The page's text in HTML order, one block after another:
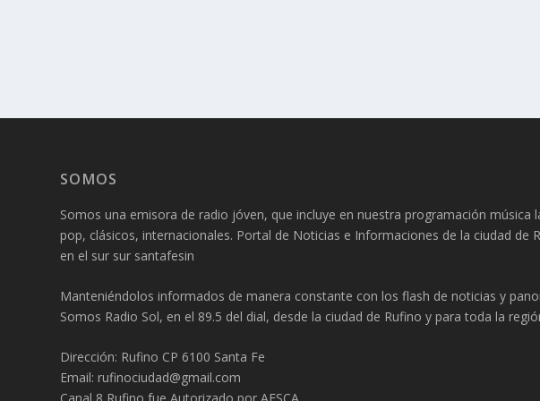
SOMOS
Somos una emisora de radio jóven, que incluye en nuestra programación música
pop, clásicos, internacionales. Portal de Noticias e Informaciones de la ciudad de
en el sur sur santafesin
Manteniéndolos informados de manera constante con los flash de noticias y
Somos Radio Sol, en el 89.5 del dial, desde la ciudad de Rufino y para toda la
Dirección: Rufino CP 6100 Santa Fe
Email: rufinociudad@gmail.com